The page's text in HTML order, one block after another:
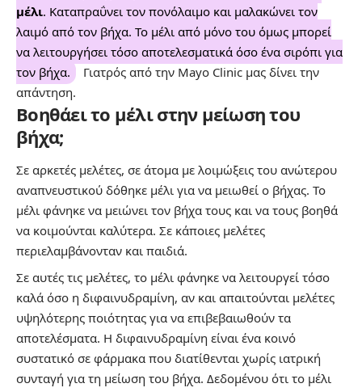
μέλι. Καταπραΰνει τον πονόλαιμο και μαλακώνει τον
λαιμό από τον βήχα. Το μέλι από μόνο του όμως μπορεί
να λειτουργήσει τόσο αποτελεσματικά όσο ένα σιρόπι για
τον βήχα.
Γιατρός από την Mayo Clinic μας δίνει την
απάντηση.
Βοηθάει το μέλι στην μείωση του
βήχα;
Σε αρκετές μελέτες, σε άτομα με λοιμώξεις του ανώτερου
αναπνευστικού δόθηκε μέλι για να μειωθεί ο βήχας. Το
μέλι φάνηκε να μειώνει τον βήχα τους και να τους βοηθά
να κοιμούνται καλύτερα. Σε κάποιες μελέτες
περιελαμβάνονταν και παιδιά.
Σε αυτές τις μελέτες, το μέλι φάνηκε να λειτουργεί τόσο
καλά όσο η διφαινυδραμίνη, αν και απαιτούνται μελέτες
υψηλότερης ποιότητας για να επιβεβαιωθούν τα
αποτελέσματα. Η διφαινυδραμίνη είναι ένα κοινό
συστατικό σε φάρμακα που διατίθενται χωρίς ιατρική
συνταγή για τη μείωση του βήχα. Δεδομένου ότι το μέλι